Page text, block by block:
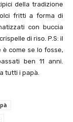
della tradizione
fritti a forma di
con buccia
di riso. P.S: il
è come se lo fosse,
ben 11 anni.
tutti i papà.